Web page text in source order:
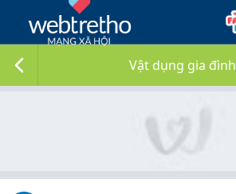
Vật dụng gia đình